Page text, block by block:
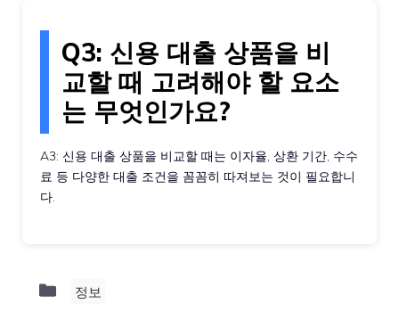
Q3: 신용 대출 상품을 비
교할 때 고려해야 할 요소
는 무엇인가요?
A3: 신용 대출 상품을 비교할 때는 이자율, 상환 기간, 수수
료 등 다양한 대출 조건을 꼼꼼히 따져보는 것이 필요합니
다.
Categories
정보